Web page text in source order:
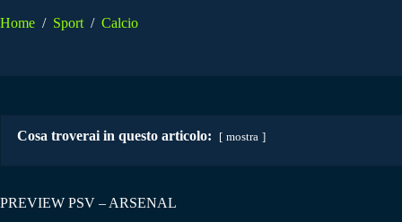
Home / Sport / Calcio
Cosa troverai in questo articolo: mostra
PREVIEW PSV – ARSENAL